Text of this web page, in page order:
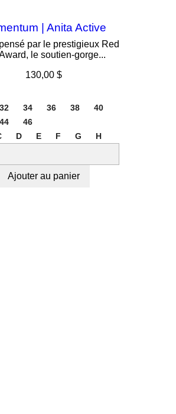
| Anita Active
par le prestigieux Red
le soutien-gorge...
Prix
130,00 $
32 34 36 38
40
44
46
D E F G H
Ajouter au panier